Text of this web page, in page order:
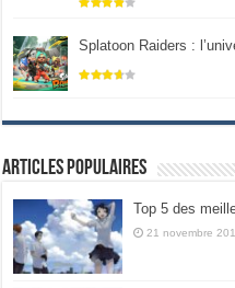
Splatoon Raiders :
Articles populaires
Top 5 des
21 novembre